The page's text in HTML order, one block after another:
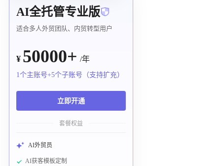
AI全托管专业版
适合多人外贸团队、内贸转型用户
¥ 50000+ /年
1个主账号+5个子账号（支持扩充）
立即开通
套餐权益
AI外贸员
AI获客模板定制